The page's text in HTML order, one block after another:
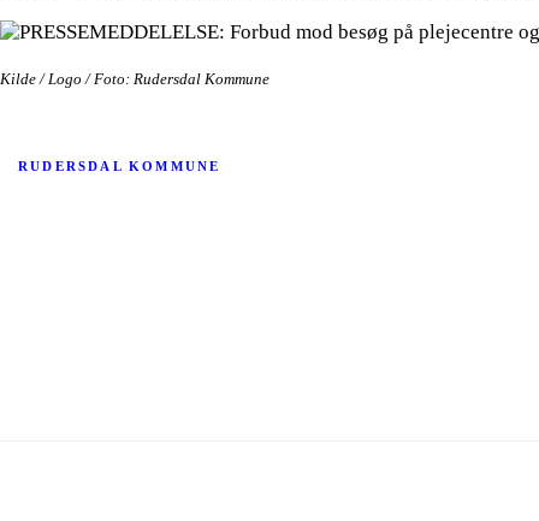
Kilde / Logo / Foto: Rudersdal Kommune
RUDERSDAL KOMMUNE